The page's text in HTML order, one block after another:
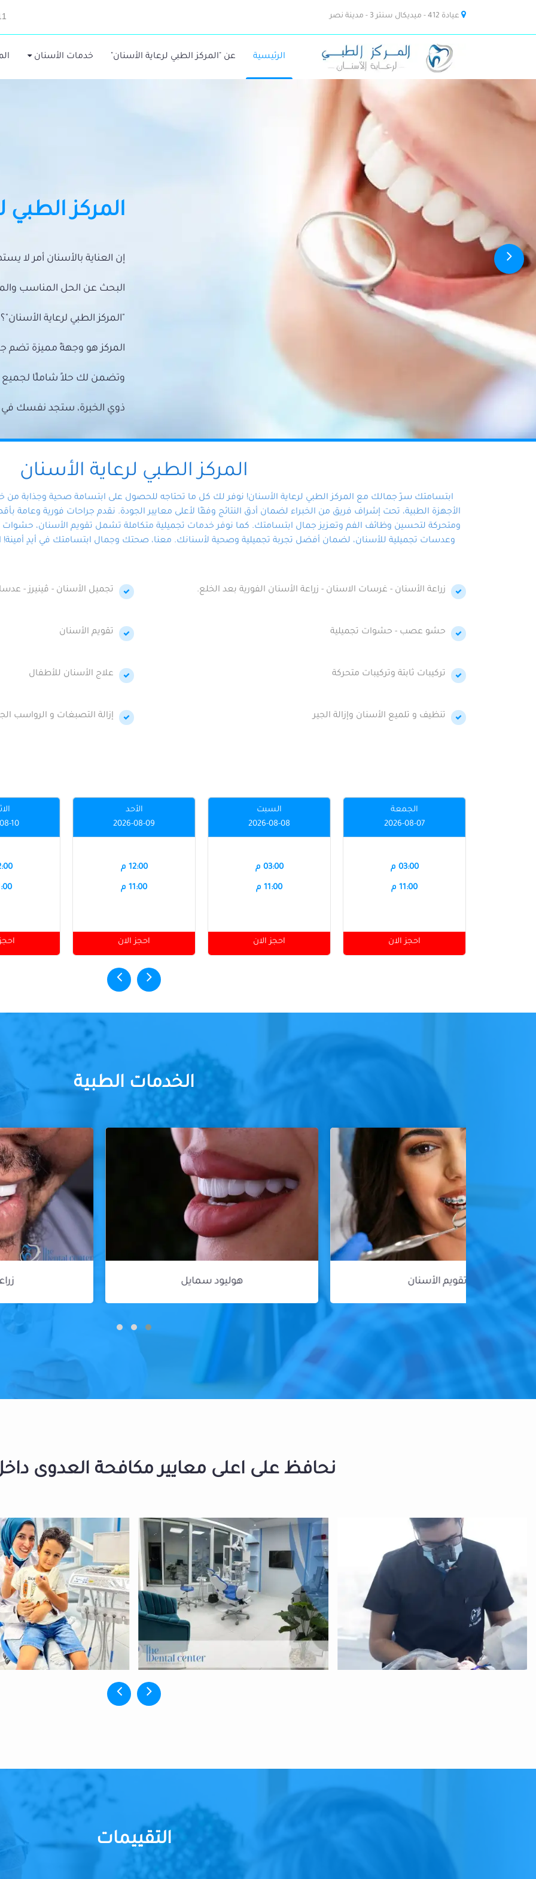
عيادة 412 - ميديكال سنتر 3 - مدينة نصر
الرئيسية عن "المركز الطبي لرعاية الأسنان" خدمات الأسنان
المركز الطبي
إن العناية بالأسنان أمر لا
البحث عن الحل المناسب
"المركز الطبي لرعاية الأسنان"؟
المركز هو وجهةً مميزة تضم
وتضمن لك حلاً شاملًا
ذوي الخبرة، ستجد نفسك في
المركز الطبي لرعاية الأسنان
ابتسامتك سرّ جمالك مع المركز الطبي لرعاية الأسنان! نوفر لك كل ما تحتاجه للحصول على ابتسامة صحية وجذابة
الأجهزة الطبية، تحت إشراف فريق من الخبراء لضمان أدق النتائج وفقًا لأعلى معايير الجودة. نقدم جراحات فورية وعامة
ومتحركة لتحسين وظائف الفم وتعزيز جمال ابتسامتك. كما نوفر خدمات تجميلية متكاملة تشمل تقويم الأسنان، حشوات
وعدسات تجميلية للأسنان، لضمان أفضل تجربة تجميلية وصحية لأسنانك. معنا، صحتك وجمال ابتسامتك في أيدٍ أمينة!
زراعة الأسنان - غرسات الاسنان - زراعة الأسنان الفورية بعد الخلع. تجميل الأسنان - ڤينيرز -
حشو عصب - حشوات تجميلية تقويم الأسنان
تركيبات ثابتة وتركيبات متحركة علاج الأسنان للأطفال
تنظيف و تلميع الأسنان وإزالة الجير إزالة التصبغات و الرواسب
الجمعة
2026-08-07
03:00 م
11:00 م
احجز الان
السبت
2026-08-08
03:00 م
11:00 م
احجز الان
الأحد
2026-08-09
12:00 م
11:00 م
احجز الان
10
الخدمات الطبية
نحافظ على اعلى معايير مكافحة العدوى
التقييمات